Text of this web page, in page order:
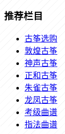
推荐栏目
古筝选购
敦煌古筝
神声古筝
正和古筝
朱雀古筝
龙凤古筝
考级曲谱
指法曲谱